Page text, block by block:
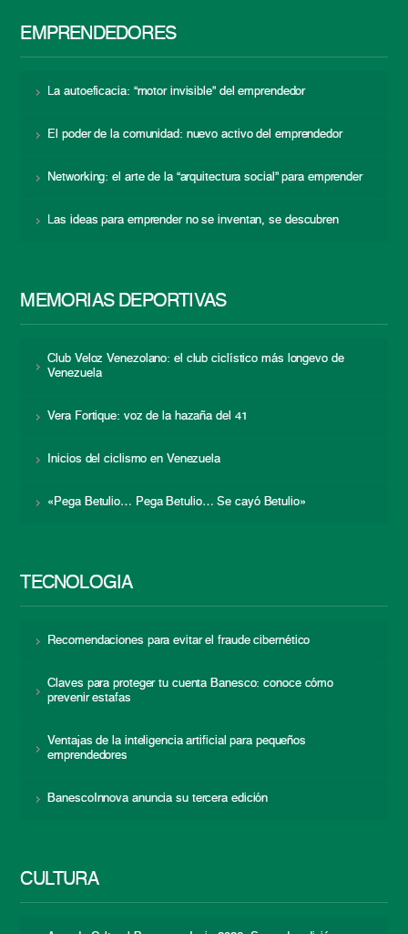
EMPRENDEDORES
La autoeficacia: “motor invisible” del emprendedor
El poder de la comunidad: nuevo activo del emprendedor
Networking: el arte de la “arquitectura social” para emprender
Las ideas para emprender no se inventan, se descubren
MEMORIAS DEPORTIVAS
Club Veloz Venezolano: el club ciclístico más longevo de
Venezuela
Vera Fortique: voz de la hazaña del 41
Inicios del ciclismo en Venezuela
«Pega Betulio… Pega Betulio… Se cayó Betulio»
TECNOLOGÍA
Recomendaciones para evitar el fraude cibernético
Claves para proteger tu cuenta Banesco: conoce cómo
prevenir estafas
Ventajas de la inteligencia artificial para pequeños
emprendedores
BanescoInnova anuncia su tercera edición
CULTURA